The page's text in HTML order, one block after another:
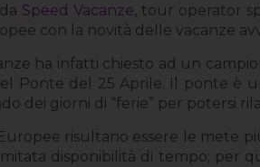
Speed Vacanze , tour operator
con la novità delle vacanze
ha infatti chiesto ad un
Ponte del 25 Aprile. Il ponte è
dei giorni di “ferie” per potersi
risultano essere le mete
disponibilità di tempo; per